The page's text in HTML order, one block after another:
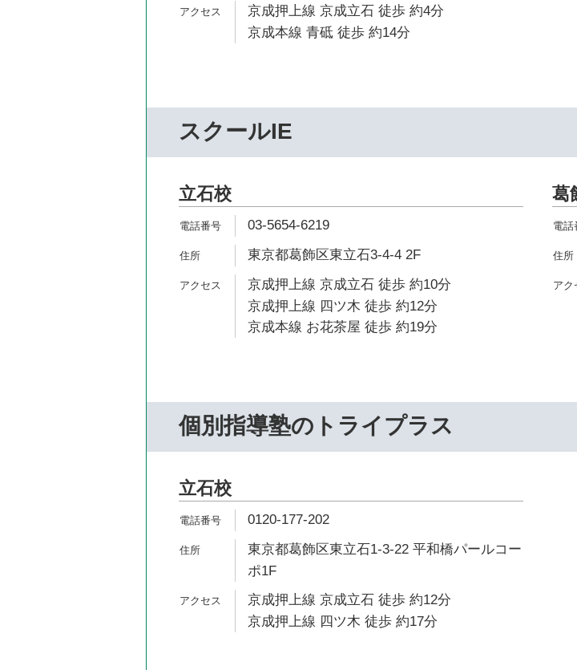
京成押上線 京成立石 徒歩 約4分
京成本線 青砥 徒歩 約14分
スクールIE
立石校
03-5654-6219
東京都葛飾区東立石3-4-4 2F
京成押上線 京成立石 徒歩 約10分
京成押上線 四ツ木 徒歩 約12分
京成本線 お花茶屋 徒歩 約19分
葛
個別指導塾のトライプラス
立石校
0120-177-202
東京都葛飾区東立石1-3-22 平和橋パールコー
ポ1F
京成押上線 京成立石 徒歩 約12分
京成押上線 四ツ木 徒歩 約17分